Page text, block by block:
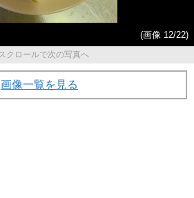
(画像 12/22)
クロールで次の写真へ
画像一覧を見る